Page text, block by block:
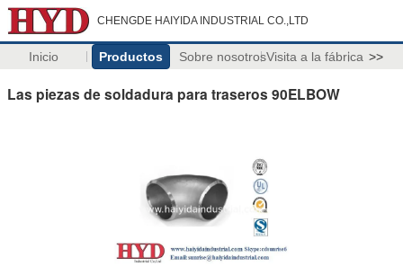
CHENGDE HAIYIDA INDUSTRIAL CO.,LTD
Inicio Productos Sobre nosotrosVisita a la fábrica >>
Las piezas de soldadura para traseros 90ELBOW